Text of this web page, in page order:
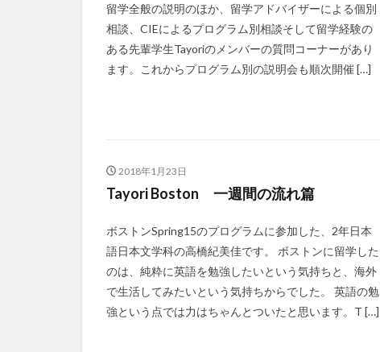
留学全般の説明のほか、留学アドバイザーによる個別
相談、CIEによるプログラム別相談そして留学経験の
ある先輩学生Tayoriのメンバーの質問コーナーがあり
ます。これからプログラム別の説明会も順次開催 […]
2018年1月23日
Tayori Boston 一週間の流れ篇
ボストンSpring15のプログラムに参加した、2年日本
語日本文学科の高橋紀美佳です。 ボストンに留学した
のは、純粋に英語を勉強したいという気持ちと、海外
で生活してみたいという気持ちからでした。 英語の勉
強という点では力はちゃんとついたと思います。T […]